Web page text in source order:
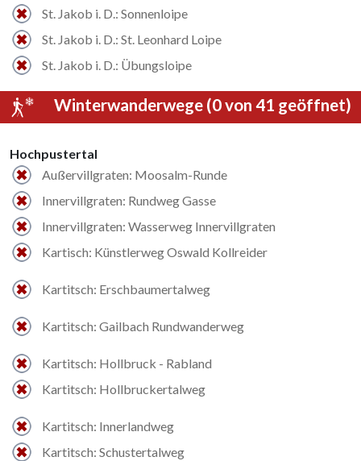
St. Jakob i. D.: Sonnenloipe
St. Jakob i. D.: St. Leonhard Loipe
St. Jakob i. D.: Übungsloipe
Winterwanderwege (0 von 41 geöffnet)
Hochpustertal
Außervillgraten: Moosalm-Runde
Innervillgraten: Rundweg Gasse
Innervillgraten: Wasserweg Innervillgraten
Kartisch: Künstlerweg Oswald Kollreider
Kartitsch: Erschbaumertalweg
Kartitsch: Gailbach Rundwanderweg
Kartitsch: Hollbruck - Rabland
Kartitsch: Hollbruckertalweg
Kartitsch: Innerlandweg
Kartitsch: Schustertalweg